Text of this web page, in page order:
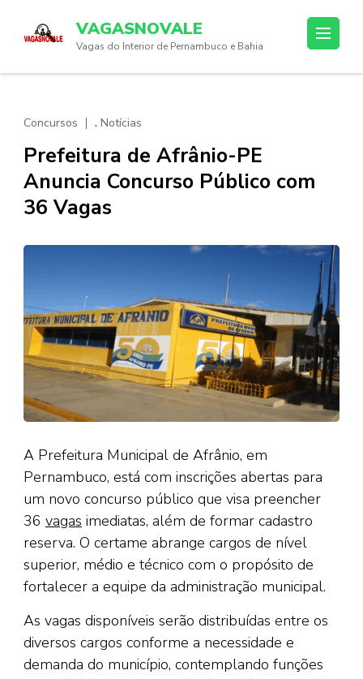
(Press
VAGASNOVALE
Vagas do Interior de Pernambuco e Bahia
Concursos , Notícias
Prefeitura de Afrânio-PE
Anuncia Concurso Público com
36 Vagas
A Prefeitura Municipal de Afrânio, em
Pernambuco, está com inscrições abertas para
um novo concurso público que visa preencher
36 vagas imediatas, além de formar cadastro
reserva. O certame abrange cargos de nível
superior, médio e técnico com o propósito de
fortalecer a equipe da administração municipal.
As vagas disponíveis serão distribuídas entre os
diversos cargos conforme a necessidade e
demanda do município, contemplando funções